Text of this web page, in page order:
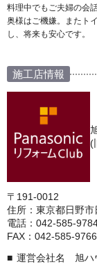
料理中でもご夫婦の会
奥様はご機嫌。またト
し、将来も安心です。
施工店情報
(
〒191-0012
住所：東京都日野市
電話：042-585-
FAX：042-585-9766
運営会社名 旭ハ